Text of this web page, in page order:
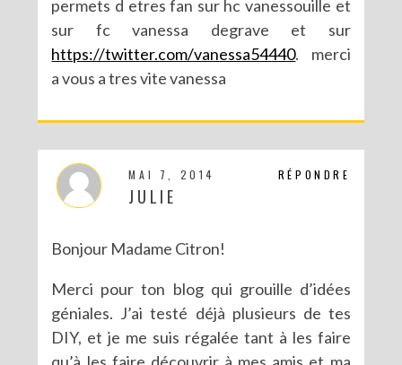
permets d etres fan sur hc vanessouille et
sur fc vanessa degrave et sur
https://twitter.com/vanessa54440. merci
a vous a tres vite vanessa
RÉPONDRE
MAI 7, 2014
JULIE
Bonjour Madame Citron!
Merci pour ton blog qui grouille d’idées
géniales. J’ai testé déjà plusieurs de tes
DIY, et je me suis régalée tant à les faire